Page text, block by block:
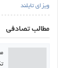
ویزای تایلند
مطالب تصادفی